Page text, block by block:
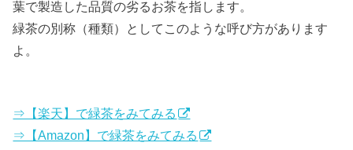
葉で製造した品質の劣るお茶を指します。
緑茶の別称（種類）としてこのような呼び方があります
よ。
⇒【楽天】で緑茶をみてみる
⇒【Amazon】で緑茶をみてみる